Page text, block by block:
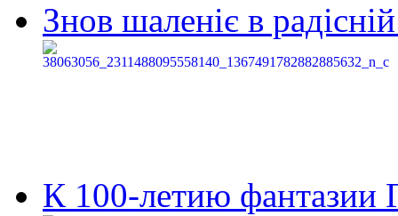
Знов шаленіє в
К 100-летию фантазии